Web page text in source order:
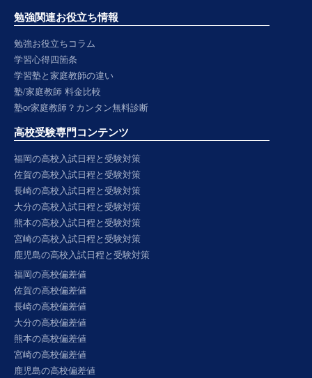
勉強関連お役立ち情報
勉強お役立ちコラム
学習心得四箇条
学習塾と家庭教師の違い
塾/家庭教師 料金比較
塾or家庭教師？カンタン無料診断
高校受験専門コンテンツ
福岡の高校入試日程と受験対策
佐賀の高校入試日程と受験対策
長崎の高校入試日程と受験対策
大分の高校入試日程と受験対策
熊本の高校入試日程と受験対策
宮崎の高校入試日程と受験対策
鹿児島の高校入試日程と受験対策
福岡の高校偏差値
佐賀の高校偏差値
長崎の高校偏差値
大分の高校偏差値
熊本の高校偏差値
宮崎の高校偏差値
鹿児島の高校偏差値